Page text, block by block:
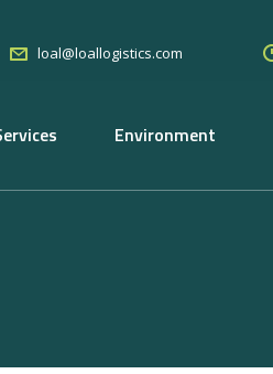
loal@loallogistics.com
Environment